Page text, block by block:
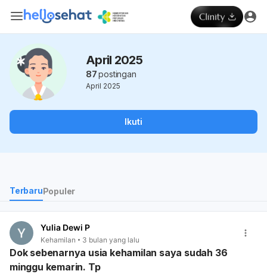
April 2025
87 postingan
April 2025
Ikuti
TerbaruPopuler
Yulia Dewi P
Kehamilan 3 bulan yang lalu
Dok sebenarnya usia kehamilan saya sudah 36
minggu kemarin. Tp